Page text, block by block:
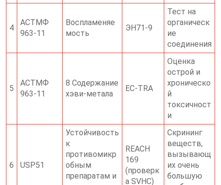
4
АСТМФ
963-11
Воспламеняе
мость
ЭН71-9
Тест на
органическ
ие
соединения
5
АСТМФ
963-11
8 Содержание
хэви-метала
ЕС-TRA
Оценка
острой и
хроническо
й
токсичност
и
6 USP51
Устойчивость
к
противомикр
обным
препаратам и
REACH
169
(проверк
а SVHC)
Скрининг
веществ,
вызывающ
их очень
большую